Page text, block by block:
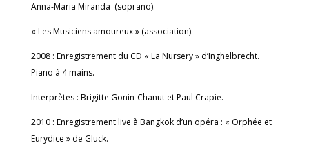
Anna-Maria Miranda (soprano).
« Les Musiciens amoureux » (association).
2008 : Enregistrement du CD « La Nursery » d’Inghelbrecht.
Piano à 4 mains.
Interprètes : Brigitte Gonin-Chanut et Paul Crapie.
2010 : Enregistrement live à Bangkok d’un opéra : « Orphée et
Eurydice » de Gluck.